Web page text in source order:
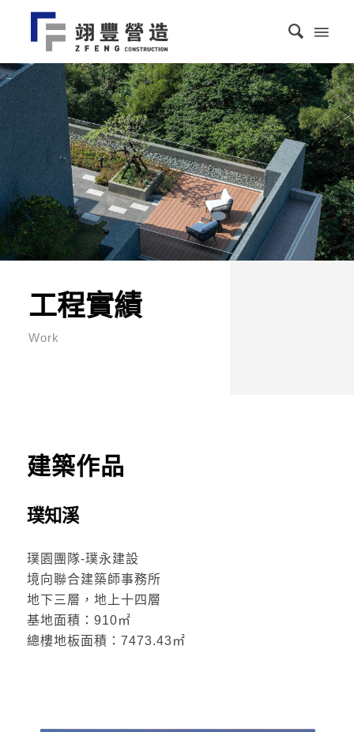
工程實績
Work
建築作品
璞知溪
璞園團隊-璞永建設
境向聯合建築師事務所
地下三層，地上十四層
基地面積：910㎡
總樓地板面積：7473.43㎡